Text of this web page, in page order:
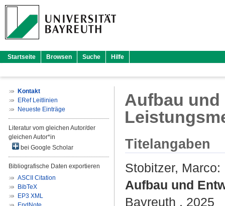
Startseite Browsen Suche Hilfe
Kontakt
ERef Leitlinien
Neueste Einträge
Literatur vom gleichen Autor/der
gleichen Autor*in
bei Google Scholar
Bibliografische Daten exportieren
ASCII Citation
BibTeX
EP3 XML
Aufbau
Titelangaben
Stobitzer, Marco:
Aufbau und
Bayreuth , 2025